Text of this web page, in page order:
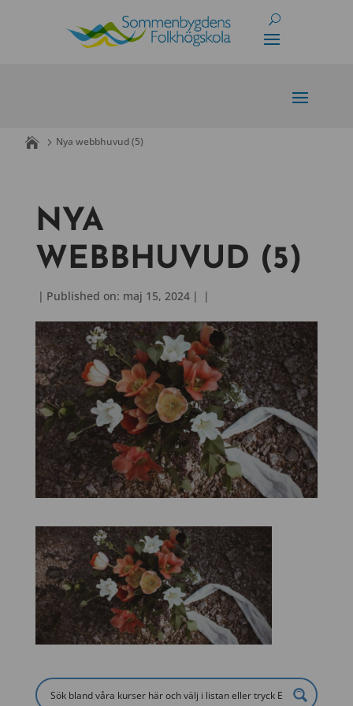
Nya webbhuvud (5)
NYA
WEBBHUVUD (5)
| Published on: maj 15, 2024 | |